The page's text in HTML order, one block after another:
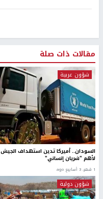
مقالات ذات صلة
شؤون عربية
السودان.. أميركا تدين استهداف الجيش
لأهم "شريان إنساني"
1 شهر، 3 أسابيع ago
شؤون دولية